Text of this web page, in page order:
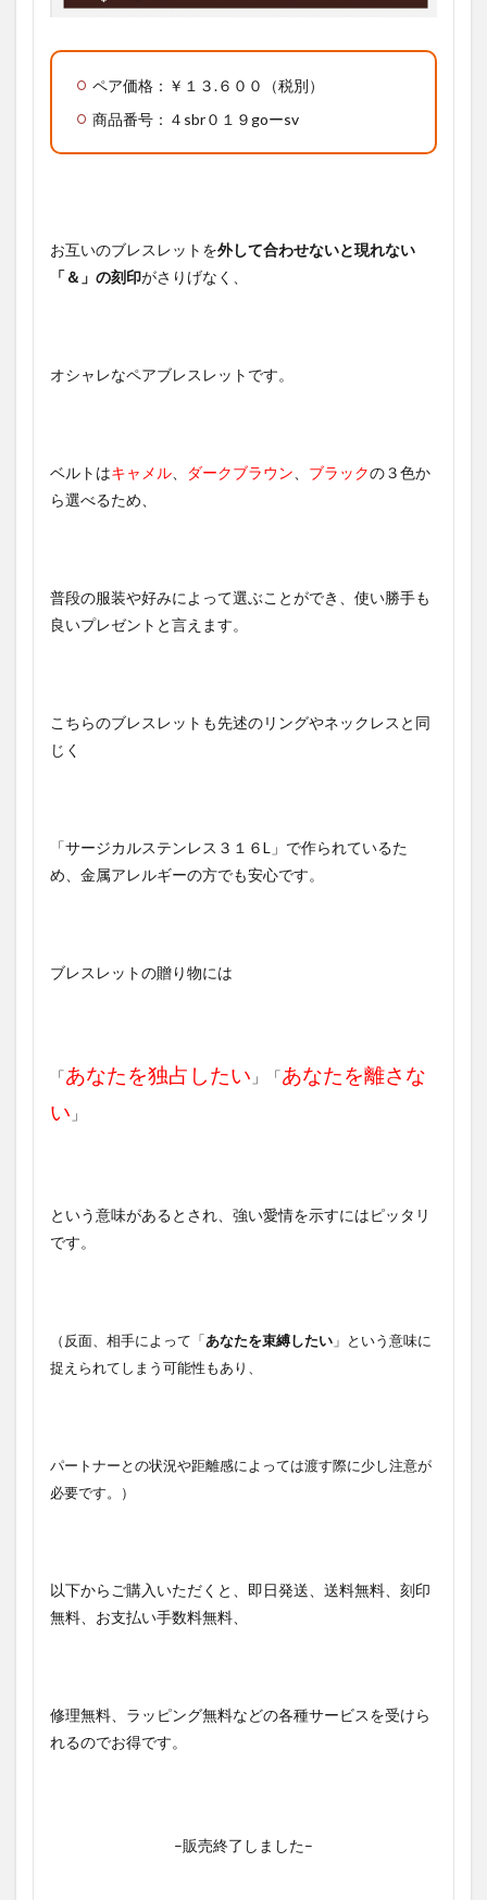
ペア価格：￥１３.６００（税別）
商品番号：４sbr０１９goーsv
お互いのブレスレットを外して合わせないと現れない
「＆」の刻印がさりげなく、
オシャレなペアブレスレットです。
ベルトはキャメル ダークブラウン ブラックの３色か
ら選べるため、
普段の服装や好みによって選ぶことができ、使い勝手も
良いプレゼントと言えます。
こちらのブレスレットも先述のリングやネックレスと同
じく
「サージカルステンレス３１６L」で作られているた
め、金属アレルギーの方でも安心です。
ブレスレットの贈り物には
「あなたを独占したい 」「あなたを離さな
い 」
という意味があるとされ、強い愛情を示すにはピッタリ
です。
（反面、相手によって「あなたを束縛したい 」という意味に
捉えられてしまう可能性もあり、
パートナーとの状況や距離感によっては渡す際に少し注意が
必要です。）
以下からご購入いただくと、即日発送、送料無料、刻印
無料、お支払い手数料無料、
修理無料、ラッピング無料などの各種サービスを受けら
れるのでお得です。
–販売終了しました–